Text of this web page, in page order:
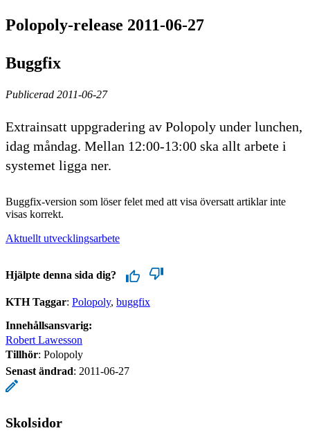
Polopoly-release 2011-06-27
Buggfix
Publicerad 2011-06-27
Extrainsatt uppgradering av Polopoly under lunchen,
idag måndag. Mellan 12:00-13:00 ska allt arbete i
systemet ligga ner.
Buggfix-version som löser felet med att visa översatt artiklar inte
visas korrekt.
Aktuellt utvecklingsarbete
Hjälpte denna sida dig?
KTH Taggar: Polopoly buggfix
Innehållsansvarig:
Robert Lawesson
Tillhör: Polopoly
Senast ändrad: 2011-06-27
Skolsidor